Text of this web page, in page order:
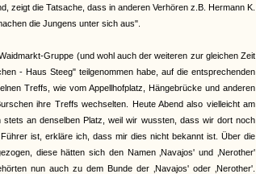
zeigt die Tatsache, dass in anderen Verhören z.B. Hermann K.
die Jungens unter sich aus".
Gruppe (und wohl auch der weiteren zur gleichen Zeit
- Haus Steeg" teilgenommen habe, auf die entsprechenden
Treffs, wie vom Appellhofplatz, Hängebrücke und anderen
ihre Treffs wechselten. Heute Abend also vielleicht am
an denselben Platz, weil wir wussten, dass wir dort noch
ist, erkläre ich, dass mir dies nicht bekannt ist. Über die
diese hätten sich den Namen ‚Navajos' und ‚Nerother'
nun auch zu dem Bunde der ‚Navajos' oder ‚Nerother'.